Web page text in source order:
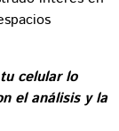
celular lo
el análisis y la